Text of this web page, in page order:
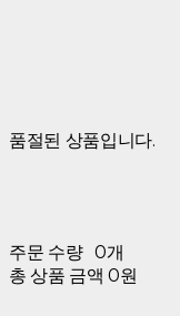
품절된 상품입니다.
주문 수량 0개
총 상품 금액 0원